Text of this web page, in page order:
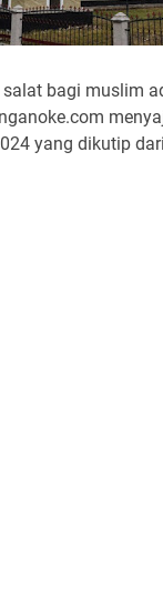
salat bagi muslim
yang dikutip